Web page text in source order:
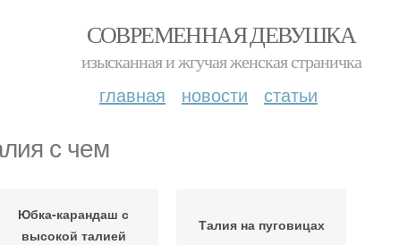
СОВРЕМЕННАЯ ДЕВУШКА
изысканная и жгучая женская страничка
главная новости статьи
с чем
Юбка-карандаш с
высокой талией
Талия на пуговицах